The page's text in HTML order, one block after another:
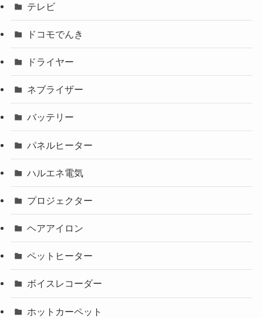
テレビ
ドコモでんき
ドライヤー
ネブライザー
バッテリー
パネルヒーター
ハルエネ電気
プロジェクター
ヘアアイロン
ペットヒーター
ボイスレコーダー
ホットカーペット